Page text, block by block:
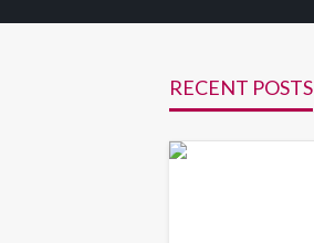
RECENT POSTS